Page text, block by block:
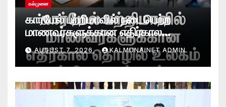
கல்முனை
கார்மேல் பற்றிமாவில் நடைபெற்ற
மாணவர்களுக்கான எதிர்கால
தொழில் உலகம் பற்றிய கருத்தரங்கு
AUGUST 7, 2026 KALMUNAINET ADMIN